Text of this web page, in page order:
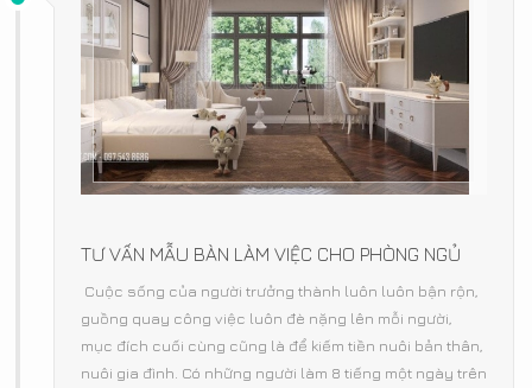
TƯ VẤN MẪU BÀN LÀM VIỆC CHO PHÒNG NGỦ
Cuộc sống của người trưởng thành luôn luôn bận rộn,
guồng quay công việc luôn đè nặng lên mỗi người,
mục đích cuối cùng cũng là để kiếm tiền nuôi bản thân,
nuôi gia đình. Có những người làm 8 tiếng một ngày trên